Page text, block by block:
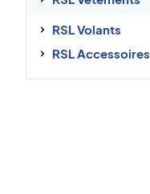
RSL Volants
RSL Accessoires